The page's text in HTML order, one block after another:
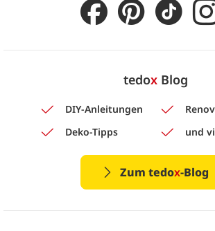
tedoxBlog
DIY-Anleitungen
Deko-Tipps
und
Zum tedox-Blog